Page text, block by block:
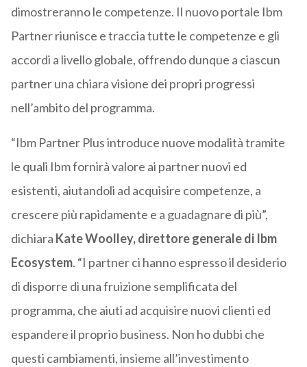
dimostreranno le competenze. Il nuovo portale Ibm
Partner riunisce e traccia tutte le competenze e gli
accordi a livello globale, offrendo dunque a ciascun
partner una chiara visione dei propri progressi
nell’ambito del programma.
“Ibm Partner Plus introduce nuove modalità tramite
le quali Ibm fornirà valore ai partner nuovi ed
esistenti, aiutandoli ad acquisire competenze, a
crescere più rapidamente e a guadagnare di più”,
dichiara Kate Woolley, direttore generale di Ibm
Ecosystem. “I partner ci hanno espresso il desiderio
di disporre di una fruizione semplificata del
programma, che aiuti ad acquisire nuovi clienti ed
espandere il proprio business. Non ho dubbi che
questi cambiamenti, insieme all’investimento